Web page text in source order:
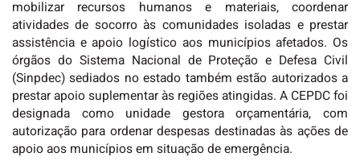
mobilizar recursos humanos e materiais, coordenar
atividades de socorro às comunidades isoladas e prestar
assistência e apoio logístico aos municípios afetados. Os
órgãos do Sistema Nacional de Proteção e Defesa Civil
(Sinpdec) sediados no estado também estão autorizados a
prestar apoio suplementar às regiões atingidas. A CEPDC foi
designada como unidade gestora orçamentária, com
autorização para ordenar despesas destinadas às ações de
apoio aos municípios em situação de emergência.